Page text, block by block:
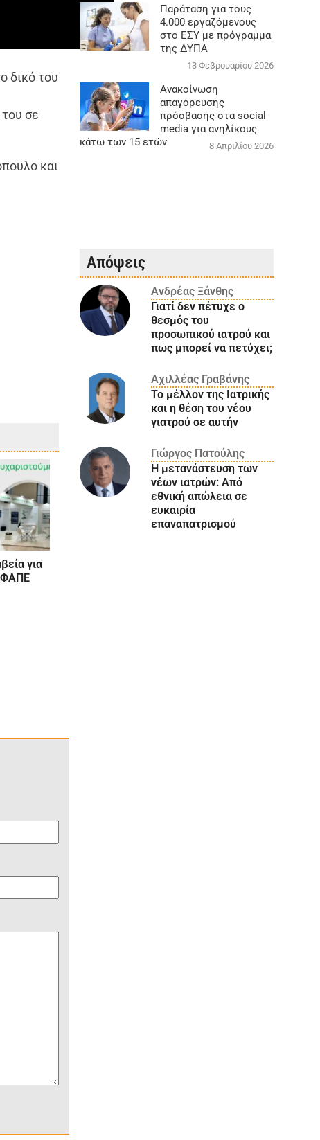
δικό του
σε
και
για
Παράταση για τους
4.000 εργαζόμενους
στο ΕΣΥ με πρόγραμμα
της ΔΥΠΑ
13 Φεβρουαρίου 2026
Ανακοίνωση
απαγόρευσης
πρόσβασης στα social
media για ανηλίκους
κάτω των 15 ετών
8 Απριλίου 2026
Απόψεις
Ανδρέας Ξάνθης
Γιατί δεν πέτυχε ο
θεσμός του
προσωπικού ιατρού και
πως μπορεί να πετύχει;
Αχιλλέας Γραβάνης
Το μέλλον της Ιατρικής
και η θέση του νέου
γιατρού σε αυτήν
Γιώργος Πατούλης
Η μετανάστευση των
νέων ιατρών: Aπό
εθνική απώλεια σε
ευκαιρία
επαναπατρισμού